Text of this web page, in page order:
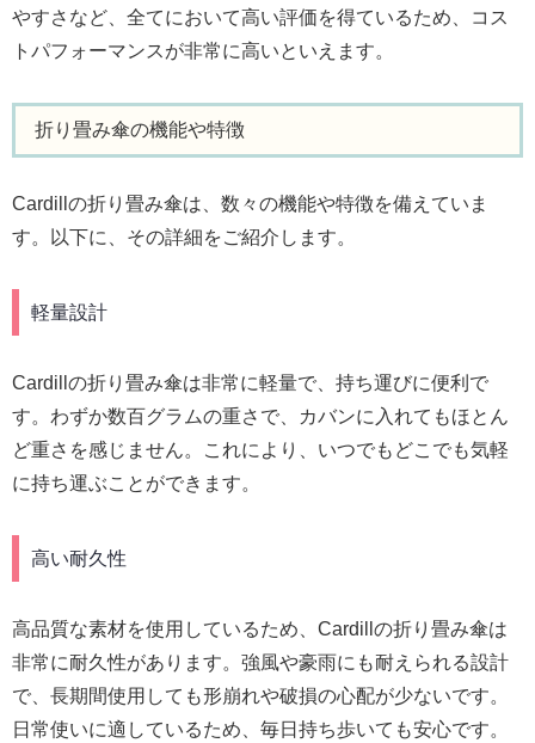
やすさなど、全てにおいて高い評価を得ているため、コス
トパフォーマンスが非常に高いといえます。
折り畳み傘の機能や特徴
Cardillの折り畳み傘は、数々の機能や特徴を備えていま
す。以下に、その詳細をご紹介します。
軽量設計
Cardillの折り畳み傘は非常に軽量で、持ち運びに便利で
す。わずか数百グラムの重さで、カバンに入れてもほとん
ど重さを感じません。これにより、いつでもどこでも気軽
に持ち運ぶことができます。
高い耐久性
高品質な素材を使用しているため、Cardillの折り畳み傘は
非常に耐久性があります。強風や豪雨にも耐えられる設計
で、長期間使用しても形崩れや破損の心配が少ないです。
日常使いに適しているため、毎日持ち歩いても安心です。